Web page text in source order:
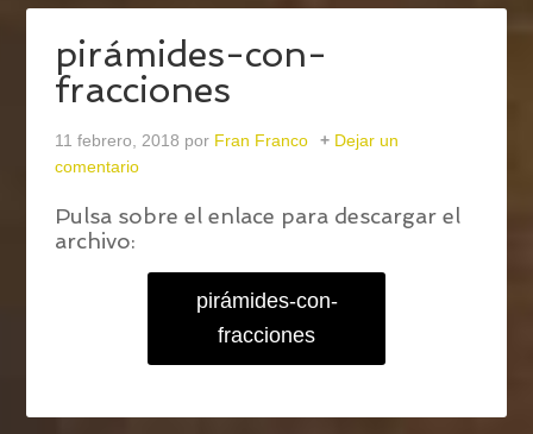
pirámides-con-
fracciones
11 febrero, 2018 por Fran Franco
Dejar un
comentario
Pulsa sobre el enlace para descargar el
archivo:
pirámides-con-
fracciones